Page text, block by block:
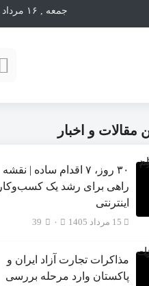
جمعه , ۱۶ مرداد ۱۴۰۵
مقالات و اخبار
۳۰ روز، ۷ اقدام ساده | نقشه
راهی برای رشد یک کسب‌وکار
اینترنتی
15 مرداد 1405 39
مذاکرات تجارت آزاد ایران و
پاکستان وارد مرحله بررسی